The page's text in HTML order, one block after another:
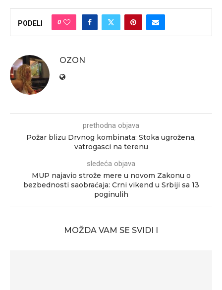
PODELI 0
OZON
prethodna objava
Požar blizu Drvnog kombinata: Stoka ugrožena,
vatrogasci na terenu
sledeća objava
MUP najavio strože mere u novom Zakonu o
bezbednosti saobraćaja: Crni vikend u Srbiji sa 13
poginulih
MOŽDA VAM SE SVIDI I